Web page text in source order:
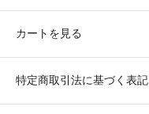
カートを見る
特定商取引法に基づく表記